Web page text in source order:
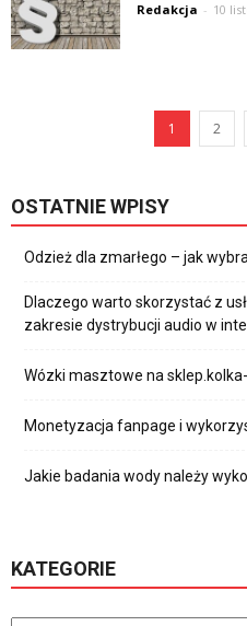
Redakcja - 10
1 2
OSTATNIE WPISY
Odzież dla zmarłego – jak
Dlaczego warto skorzystać z
zakresie dystrybucji audio w
Wózki masztowe na
Monetyzacja fanpage i
Jakie badania wody należy
KATEGORIE
Kategorie